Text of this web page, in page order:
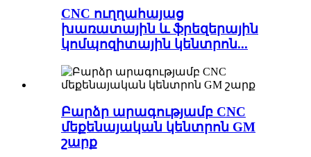
CNC ուղղահայաց
խառատային և ֆրեզերային
կոմպոզիտային կենտրոն...
Բարձր արագությամբ CNC
մեքենայական կենտրոն GM
շարք